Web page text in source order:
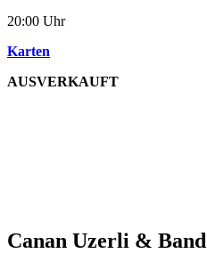
20:00 Uhr
Karten
AUSVERKAUFT
Canan Uzerli & Band